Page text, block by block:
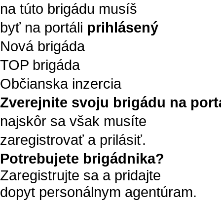
na túto brigádu musíš
byť na portáli prihlásený
Nová brigáda
TOP brigáda
Občianska inzercia
Zverejnite svoju brigádu na
najskôr sa však musíte
zaregistrovať a prilásiť.
Potrebujete brigádnika?
Zaregistrujte sa a pridajte
dopyt personálnym agentúram.